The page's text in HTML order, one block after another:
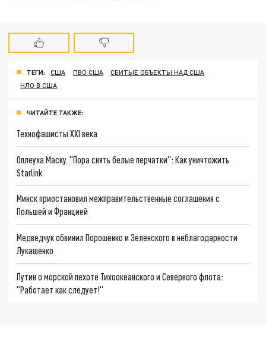
ТЕГИ: США ПВО США
СБИТЫЕ ОБЪЕКТЫ НАД США
НЛО В США
ЧИТАЙТЕ ТАКЖЕ:
Технофашисты XXI века
Оплеуха Маску. "Пора снять белые перчатки": Как уничтожить
Starlink
Минск приостановил межправительственные соглашения с
Польшей и Францией
Медведчук обвинил Порошенко и Зеленского в неблагодарности
Лукашенко
Путин о морской пехоте Тихоокеанского и Северного флота:
"Работает как следует!"